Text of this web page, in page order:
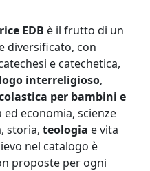
EDB è il frutto di un
diversificato, con
e catechetica,
interreligioso,
per bambini e
ed economia, scienze
storia, teologia e vita
nel catalogo è
proposte per ogni